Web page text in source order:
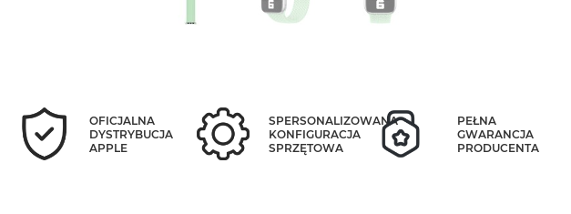
OFICJALNA
DYSTRYBUCJA
APPLE
SPERSONALIZOWANA
KONFIGURACJA
SPRZĘTOWA
PEŁNA
GWARANCJA
PRODUCENTA